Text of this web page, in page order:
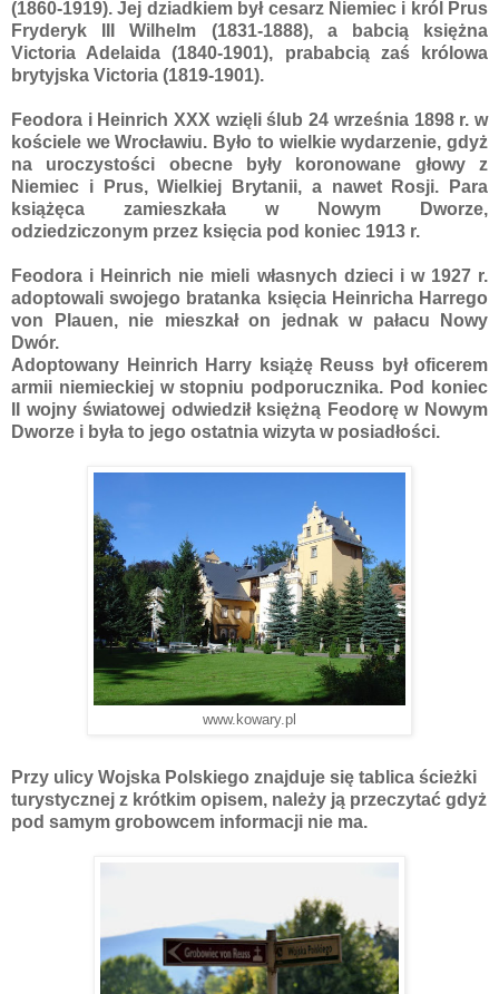
(1860-1919). Jej dziadkiem był cesarz Niemiec i król Prus
Fryderyk III Wilhelm (1831-1888), a babcią księżna
Victoria Adelaida (1840-1901), prababcią zaś królowa
brytyjska Victoria (1819-1901).
Feodora i Heinrich XXX wzięli ślub 24 września 1898 r. w
kościele we Wrocławiu. Było to wielkie wydarzenie, gdyż
na uroczystości obecne były koronowane głowy z
Niemiec i Prus, Wielkiej Brytanii, a nawet Rosji. Para
książęca zamieszkała w Nowym Dworze,
odziedziczonym przez księcia pod koniec 1913 r.
Feodora i Heinrich nie mieli własnych dzieci i w 1927 r.
adoptowali swojego bratanka księcia Heinricha Harrego
von Plauen, nie mieszkał on jednak w pałacu Nowy
Dwór.
Adoptowany Heinrich Harry książę Reuss był oficerem
armii niemieckiej w stopniu podporucznika. Pod koniec
II wojny światowej odwiedził księżną Feodorę w Nowym
Dworze i była to jego ostatnia wizyta w posiadłości.
www.kowary.pl
Przy ulicy Wojska Polskiego znajduje się tablica ścieżki
turystycznej z krótkim opisem, należy ją przeczytać gdyż
pod samym grobowcem informacji nie ma.